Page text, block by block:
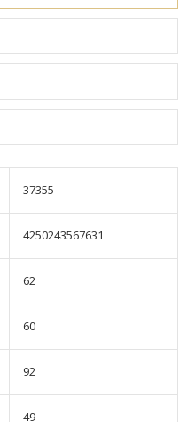
37355
4250243567631
62
60
92
49